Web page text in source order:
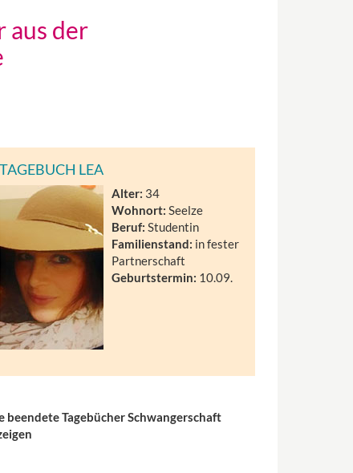
aus der
TAGEBUCH LEA
Alter: 34
Wohnort: Seelze
Beruf: Studentin
Familienstand: in fester
Partnerschaft
Geburtstermin: 10.09.
beendete Tagebücher Schwangerschaft